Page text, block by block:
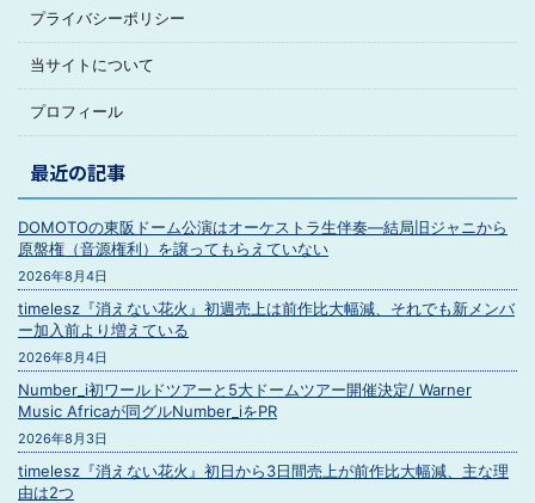
プライバシーポリシー
当サイトについて
プロフィール
最近の記事
DOMOTOの東阪ドーム公演はオーケストラ生伴奏―結局旧ジャニから
原盤権（音源権利）を譲ってもらえていない
2026年8月4日
timelesz『消えない花火』初週売上は前作比大幅減、それでも新メンバ
ー加入前より増えている
2026年8月4日
Number_i初ワールドツアーと5大ドームツアー開催決定/ Warner
Music Africaが同グルNumber_iをPR
2026年8月3日
timelesz『消えない花火』初日から3日間売上が前作比大幅減、主な理
由は2つ